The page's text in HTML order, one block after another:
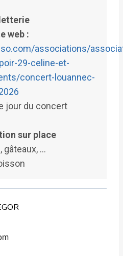
web :
associations/
29-celine-et-
concert-louannec-
jour du concert
sur place
gâteaux, …